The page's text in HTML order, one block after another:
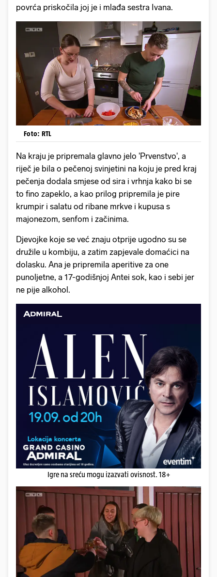
povrća priskočila joj je i mlađa sestra Ivana.
Foto: RTL
Na kraju je pripremala glavno jelo 'Prvenstvo', a
riječ je bila o pečenoj svinjetini na koju je pred kraj
pečenja dodala smjese od sira i vrhnja kako bi se
to fino zapeklo, a kao prilog pripremila je pire
krumpir i salatu od ribane mrkve i kupusa s
majonezom, senfom i začinima.
Djevojke koje se već znaju otprije ugodno su se
družile u kombiju, a zatim zapjevale domaćici na
dolasku. Ana je pripremila aperitive za one
punoljetne, a 17-godišnjoj Antei sok, kao i sebi jer
ne pije alkohol.
Igre na sreću mogu izazvati ovisnost. 18+